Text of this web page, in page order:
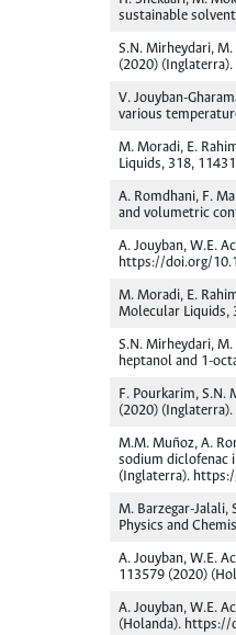
sustainable
S.N. Mirheydari,
(2020)
V. Jouyban-
various
M. Moradi, E.
Liquids, 318,
A. Romdhani, F.
and volumetric
A. Jouyban, W.E.
https://doi.org/
M. Moradi, E.
Molecular Liquids,
S.N. Mirheydari,
heptanol and 1-
F. Pourkarim, S.N.
(2020)
M.M. Muñoz, A.
sodium diclofenac
(Inglaterra).
M. Barzegar-
Physics and
A. Jouyban, W.E.
113579 (2020)
A. Jouyban, W.E.
(Holanda). https://